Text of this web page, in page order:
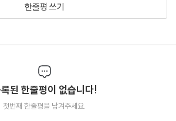
잡이다? | 왼손잡이 아미노산의 비밀을 찾아
시 쓰는 과학교과서 | ? 암, 노화, 유전질환
| ? ‘아시아 최초’ 기후소송 건 청소년
한줄평 쓰기
된 한줄평이 없습니다!
첫번째 한줄평을 남겨주세요.